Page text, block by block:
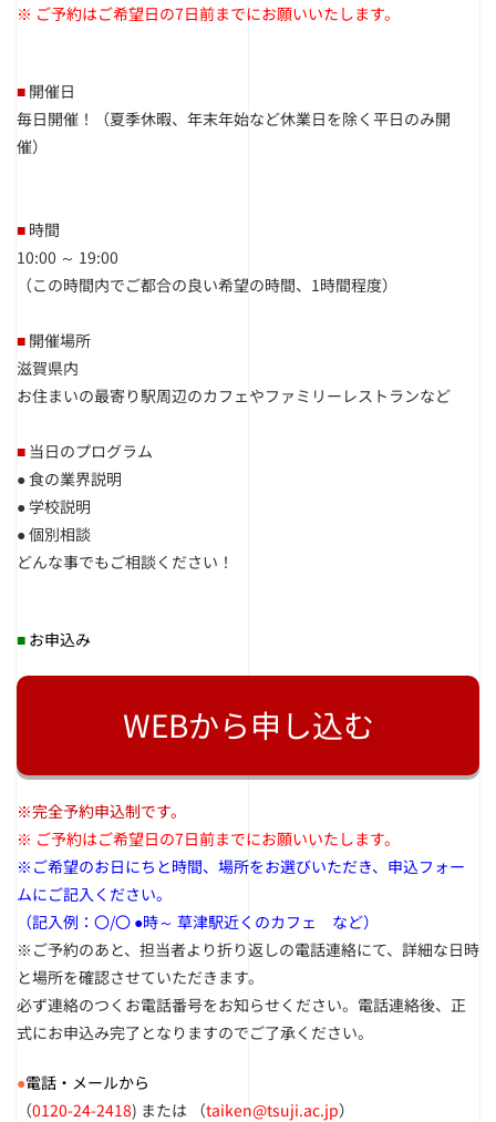
※ ご予約はご希望日の7日前までにお願いいたします。
■ 開催日
毎日開催！（夏季休暇、年末年始など休業日を除く平日のみ開
催）
■ 時間
10:00 ～ 19:00
（この時間内でご都合の良い希望の時間、1時間程度）
■ 開催場所
滋賀県内
お住まいの最寄り駅周辺のカフェやファミリーレストランなど
■ 当日のプログラム
● 食の業界説明
● 学校説明
● 個別相談
どんな事でもご相談ください！
■ お申込み
WEBから申し込む
※完全予約申込制です。
※ ご予約はご希望日の7日前までにお願いいたします。
※ご希望のお日にちと時間、場所をお選びいただき、申込フォー
ムにご記入ください。
（記入例：〇/〇 ●時～ 草津駅近くのカフェ など）
※ご予約のあと、担当者より折り返しの電話連絡にて、詳細な日時
と場所を確認させていただきます。
必ず連絡のつくお電話番号をお知らせください。電話連絡後、正
式にお申込み完了となりますのでご了承ください。
●電話・メールから
（0120-24-2418) または （taiken@tsuji.ac.jp）